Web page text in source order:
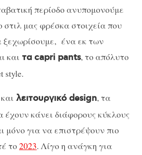
περίοδο ανυπομονούμε
μας φρέσκα στοιχεία που
ένα εκ των
και τα capri pants, το απόλυτο
style.
λειτουργικό design, τα
έχουν κάνει διάφορους κύκλους
μόνο για να επιστρέψουν πιο
το2023. Λίγο η ανάγκη για